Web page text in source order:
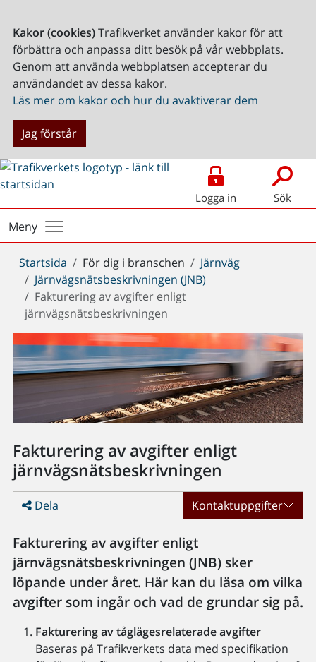
Kakor (cookies)Trafikverket använder kakor för att
förbättra och anpassa ditt besök på vår webbplats.
Genom att använda webbplatsen accepterar du
användandet av dessa kakor.
Läs mer om kakor och hur du avaktiverar dem
Jag förstår
Logga in Sök
Meny
Du
är
här:
Startsida För dig i branschen
Järnväg
Järnvägsnätsbeskrivningen (JNB)
Fakturering av avgifter enligt
järnvägsnätsbeskrivningen
Fakturering av avgifter enligt
järnvägsnätsbeskrivningen
Dela Kontaktuppgifter
Fakturering av avgifter enligt
järnvägsnätsbeskrivningen (JNB) sker
löpande under året. Här kan du läsa om vilka
avgifter som ingår och vad de grundar sig på.
Fakturering av tåglägesrelaterade avgifter
Baseras på Trafikverkets data med specifikation